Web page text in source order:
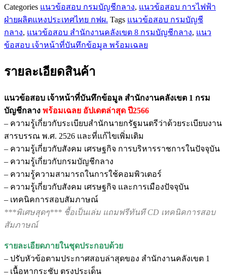
Categories แนวข้อสอบ กรมบัญชีกลาง, แนวข้อสอบ การไฟฟ้า
ฝ่ายผลิตแหงประเทศไทย กฟผ. Tags แนวข้อสอบ กรมบัญชี
กลาง, แนวข้อสอบ สำนักงานคลังเขต 8 กรมบัญชีกลาง, แนว
ข้อสอบ เจ้าหน้าที่บันทึกข้อมูล พร้อมเฉลย
รายละเอียดสินค้า
แนวข้อสอบ เจ้าหน้าที่บันทึกข้อมูล สำนักงานคลังเขต 1 กรม
บัญชีกลาง พร้อมเฉลย อัปเดตล่าสุด ปี2566
– ความรู้เกี่ยวกับระเบียบสำนักนายกรัฐมนตรีว่าด้วยระเบียบงาน
สารบรรณ พ.ศ. 2526 และที่แก้ไขเพิ่มเติม
– ความรู้เกี่ยวกับสังคม เศรษฐกิจ การบริหารราชการในปัจจุบัน
– ความรู้เกี่ยวกับกรมบัญชีกลาง
– ความรู้ความสามารถในการใช้คอมพิวเตอร์
– ความรู้เกี่ยวกับสังคม เศรษฐกิจ และการเมืองปัจจุบัน
– เทคนิคการสอบสัมภาษณ์
***พิเศษสุดๆ*** ชื้อเป็นเล่ม แถมฟรีทันที CD เทคนิคการสอบ
สัมภาษณ์
รายละเอียดภายในชุดประกอบด้วย
– ปรับหัวข้อตามประกาศสอบล่าสุดของ สำนักงานคลังเขต 1
– เนื้อหากระชับ ตรงประเด็น